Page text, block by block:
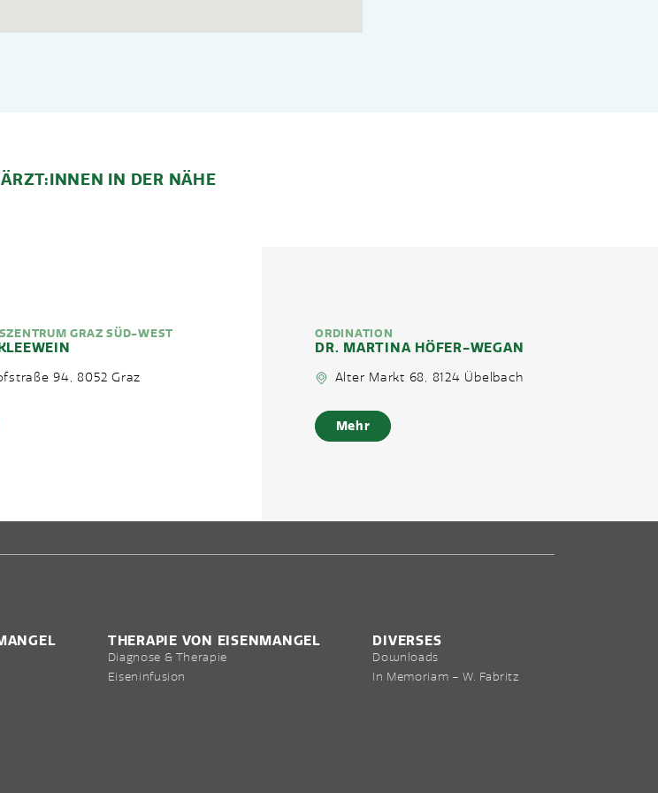
IN DER NÄHE
GRAZ SÜD-WEST
94, 8052 Graz
ORDINATION
DR. MARTINA HÖFER-WEGAN
Alter Markt 68, 8124 Übelbach
Mehr
THERAPIE VON EISENMANGEL
Diagnose & Therapie
Eiseninfusion
DIVERSES
Downloads
In Memoriam – W. Fabritz